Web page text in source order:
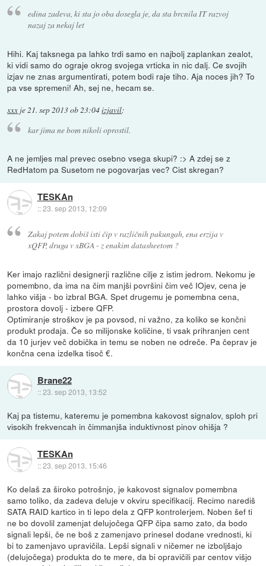
edina zadeva, ki sta jo oba dosegla je, da sta brcnila IT razvoj
nazaj za nekaj let
Hihi. Kaj taksnega pa lahko trdi samo en najbolj zaplankan zealot,
ki vidi samo do ograje okrog svojega vrticka in nic dalj. Ce svojih
izjav ne znas argumentirati, potem bodi raje tiho. Aja noces jih? To
pa vse spremeni! Ah, sej ne, hecam se.
xxx je21. sep 2013 ob 23:04izjavil:
kar jima ne bom nikoli oprostil.
A ne jemljes mal prevec osebno vsega skupi? :> A zdej se z
RedHatom pa Susetom ne pogovarjas vec? Cist skregan?
TESKAn
::23. sep 2013, 12:09
Zakaj potem dobiš isti čip v različnih pakungah, ena erzija v
xQFP, druga v xBGA - z enakim datasheetom ?
Ker imajo različni designerji različne cilje z istim jedrom. Nekomu je
pomembno, da ima na čim manjši površini čim več IOjev, cena je
lahko višja - bo izbral BGA. Spet drugemu je pomembna cena,
prostora dovolj - izbere QFP.
Optimiranje stroškov je pa povsod, ni važno, za koliko se končni
produkt prodaja. Če so milijonske količine, ti vsak prihranjen cent
da 10 jurjev več dobička in temu se noben ne odreče. Pa čeprav je
končna cena izdelka tisoč €.
Brane22
::23. sep 2013, 13:52
Kaj pa tistemu, kateremu je pomembna kakovost signalov, sploh pri
visokih frekvencah in čimmanjša induktivnost pinov ohišja ?
TESKAn
::23. sep 2013, 15:46
Ko delaš za široko potrošnjo, je kakovost signalov pomembna
samo toliko, da zadeva deluje v okviru specifikacij. Recimo narediš
SATA RAID kartico in ti lepo dela z QFP kontrolerjem. Noben šef ti
ne bo dovolil zamenjat delujočega QFP čipa samo zato, da bodo
signali lepši, če ne boš z zamenjavo prinesel dodane vrednosti, ki
bi to zamenjavo upravičila. Lepši signali v ničemer ne izboljšajo
(delujočega) produkta do te mere, da bi opravičili par centov višjo